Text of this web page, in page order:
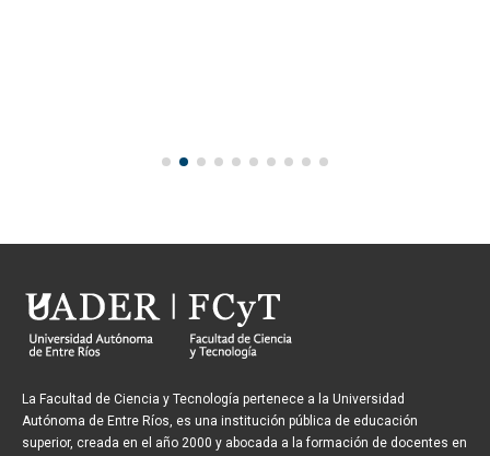
La Facultad de Ciencia y Tecnología pertenece a la Universidad
Autónoma de Entre Ríos, es una institución pública de educación
superior, creada en el año 2000 y abocada a la formación de docentes en